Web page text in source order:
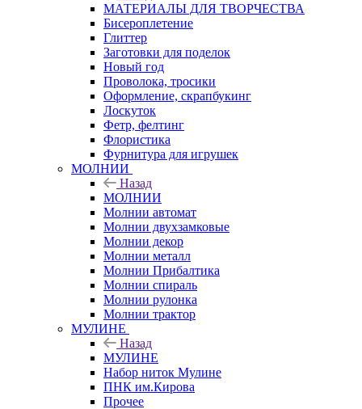
МАТЕРИАЛЫ ДЛЯ ТВОРЧЕСТВА
Бисероплетение
Глиттер
Заготовки для поделок
Новый год
Проволока, тросики
Оформление, скрапбукинг
Лоскуток
Фетр, фелтинг
Флористика
Фурнитура для игрушек
МОЛНИИ
Назад
МОЛНИИ
Молнии автомат
Молнии двухзамковые
Молнии декор
Молнии металл
Молнии Прибалтика
Молнии спираль
Молнии рулонка
Молнии трактор
МУЛИНЕ
Назад
МУЛИНЕ
Набор ниток Мулине
ПНК им.Кирова
Прочее